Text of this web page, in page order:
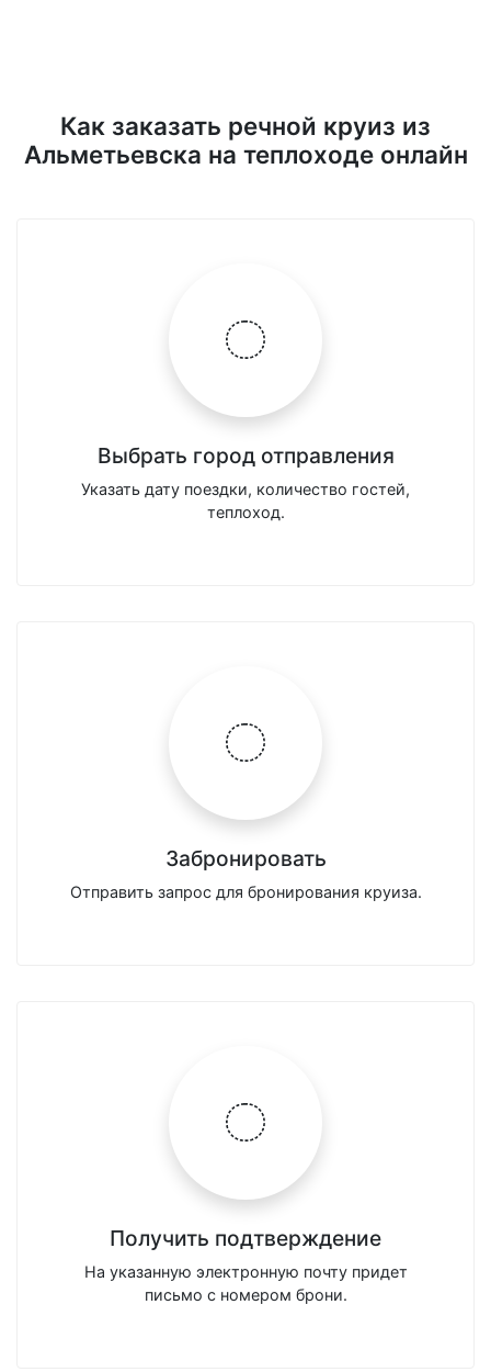
Как заказать речной круиз из
Альметьевска на теплоходе онлайн
Выбрать город отправления
Указать дату поездки, количество гостей,
теплоход.
Забронировать
Отправить запрос для бронирования круиза.
Получить подтверждение
На указанную электронную почту придет
письмо с номером брони.